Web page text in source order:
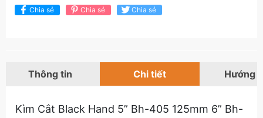
Chia sẻ Chia sẻ Chia sẻ
Thông tin Chi tiết Hướng
Kìm Cắt Black Hand 5” Bh-405 125mm 6” Bh-